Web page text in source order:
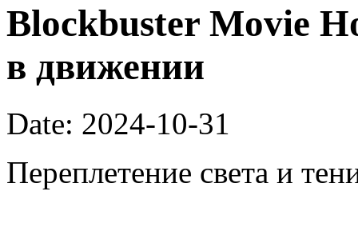
Blockbuster Movie
в движении
Date: 2024-10-31
Переплетение света и